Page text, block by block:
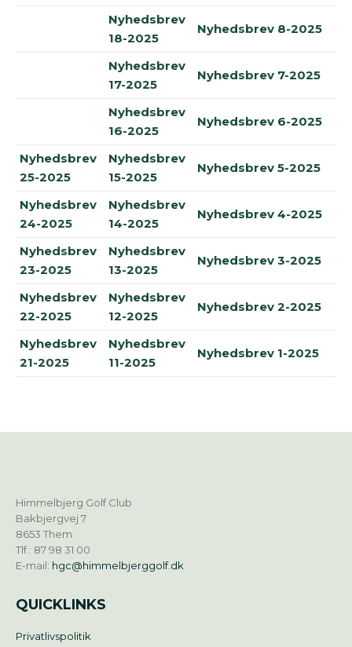
Nyhedsbrev
18-2025
Nyhedsbrev 8-2025
Nyhedsbrev
17-2025
Nyhedsbrev 7-2025
Nyhedsbrev
16-2025
Nyhedsbrev 6-2025
Nyhedsbrev
25-2025
Nyhedsbrev
15-2025
Nyhedsbrev 5-2025
Nyhedsbrev
24-2025
Nyhedsbrev
14-2025
Nyhedsbrev 4-2025
Nyhedsbrev
23-2025
Nyhedsbrev
13-2025
Nyhedsbrev 3-2025
Nyhedsbrev
22-2025
Nyhedsbrev
12-2025
Nyhedsbrev 2-2025
Nyhedsbrev
21-2025
Nyhedsbrev
11-2025
Nyhedsbrev 1-2025
Himmelbjerg Golf Club
Bakbjergvej 7
8653 Them
Tlf.: 87 98 31 00
E-mail: hgc@himmelbjerggolf.dk
QUICKLINKS
Privatlivspolitik